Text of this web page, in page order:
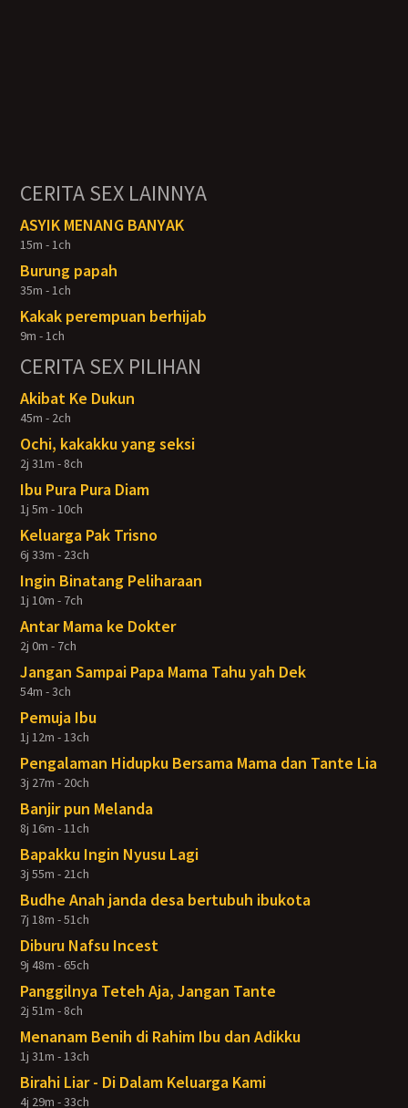
CERITA SEX LAINNYA
ASYIK MENANG BANYAK
15m - 1ch
Burung papah
35m - 1ch
Kakak perempuan berhijab
9m - 1ch
CERITA SEX PILIHAN
Akibat Ke Dukun
45m - 2ch
Ochi, kakakku yang seksi
2j 31m - 8ch
Ibu Pura Pura Diam
1j 5m - 10ch
Keluarga Pak Trisno
6j 33m - 23ch
Ingin Binatang Peliharaan
1j 10m - 7ch
Antar Mama ke Dokter
2j 0m - 7ch
Jangan Sampai Papa Mama Tahu yah Dek
54m - 3ch
Pemuja Ibu
1j 12m - 13ch
Pengalaman Hidupku Bersama Mama dan Tante Lia
3j 27m - 20ch
Banjir pun Melanda
8j 16m - 11ch
Bapakku Ingin Nyusu Lagi
3j 55m - 21ch
Budhe Anah janda desa bertubuh ibukota
7j 18m - 51ch
Diburu Nafsu Incest
9j 48m - 65ch
Panggilnya Teteh Aja, Jangan Tante
2j 51m - 8ch
Menanam Benih di Rahim Ibu dan Adikku
1j 31m - 13ch
Birahi Liar - Di Dalam Keluarga Kami
4j 29m - 33ch